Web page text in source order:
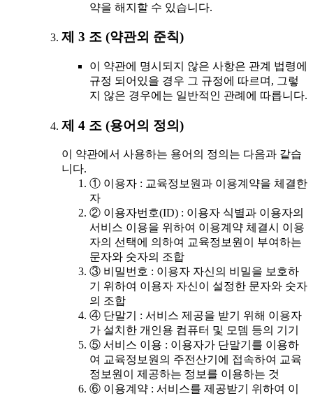
약을 해지할 수 있습니다.
제 3 조 (약관외 준칙)
이 약관에 명시되지 않은 사항은 관계 법령에
규정 되어있을 경우 그 규정에 따르며, 그렇
지 않은 경우에는 일반적인 관례에 따릅니다.
제 4 조 (용어의 정의)
이 약관에서 사용하는 용어의 정의는 다음과 같습
니다.
① 이용자 : 교육정보원과 이용계약을 체결한
자
② 이용자번호(ID) : 이용자 식별과 이용자의
서비스 이용을 위하여 이용계약 체결시 이용
자의 선택에 의하여 교육정보원이 부여하는
문자와 숫자의 조합
③ 비밀번호 : 이용자 자신의 비밀을 보호하
기 위하여 이용자 자신이 설정한 문자와 숫자
의 조합
④ 단말기 : 서비스 제공을 받기 위해 이용자
가 설치한 개인용 컴퓨터 및 모뎀 등의 기기
⑤ 서비스 이용 : 이용자가 단말기를 이용하
여 교육정보원의 주전산기에 접속하여 교육
정보원이 제공하는 정보를 이용하는 것
⑥ 이용계약 : 서비스를 제공받기 위하여 이